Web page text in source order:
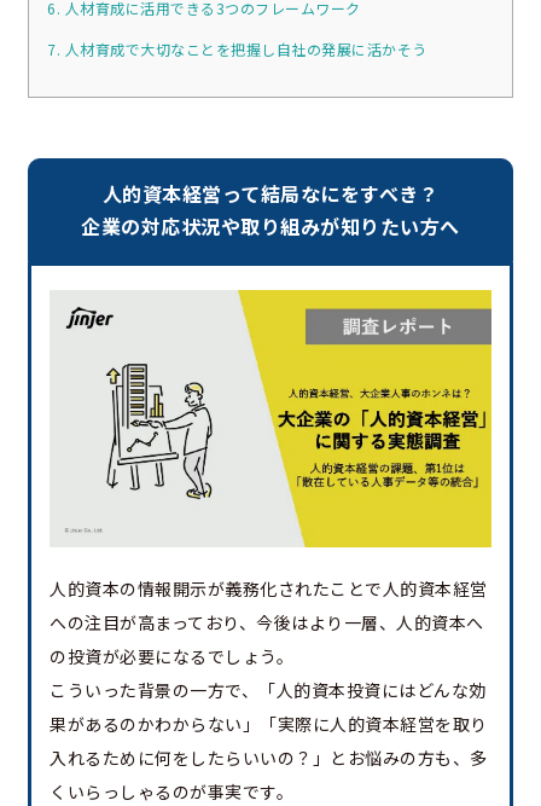
6. 人材育成に活用できる3つのフレームワーク
7. 人材育成で大切なことを把握し自社の発展に活かそう
人的資本経営って結局なにをすべき？
企業の対応状況や取り組みが知りたい方へ
人的資本の情報開示が義務化されたことで人的資本経営
への注目が高まっており、今後はより一層、人的資本へ
の投資が必要になるでしょう。
こういった背景の一方で、「人的資本投資にはどんな効
果があるのかわからない」「実際に人的資本経営を取り
入れるために何をしたらいいの？」とお悩みの方も、多
くいらっしゃるのが事実です。